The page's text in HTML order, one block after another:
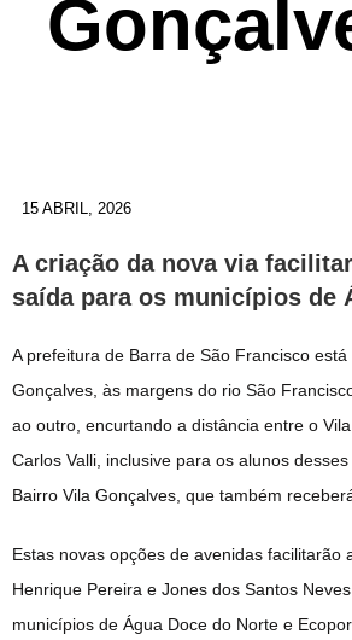
15 ABRIL, 2026
A criação da nova via
saída para os municípios de
A prefeitura de Barra de São Francisco
Gonçalves, às margens do rio São
ao outro, encurtando a distância entre o
Carlos Valli, inclusive para os alunos
Bairro Vila Gonçalves, que também
Estas novas opções de avenidas
Henrique Pereira e Jones dos Santos
municípios de Água Doce do Norte e